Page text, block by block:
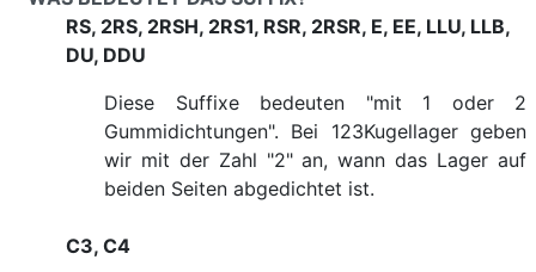
RS, 2RS, 2RSH, 2RS1, RSR, 2RSR, E, EE, LLU, LLB,
DU, DDU
Diese Suffixe bedeuten "mit 1 oder 2
Gummidichtungen". Bei 123Kugellager geben
wir mit der Zahl "2" an, wann das Lager auf
beiden Seiten abgedichtet ist.
C3, C4